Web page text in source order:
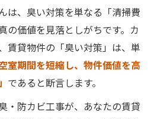
は、臭い対策を単なる「清掃費
の価値を見落としがちです。カ
賃貸物件の「臭い対策」は、単
室期間を短縮し、物件価値を高
であると断言します。
・防カビ工事が、あなたの賃貸